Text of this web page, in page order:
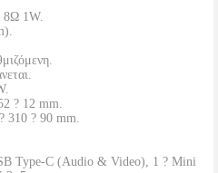
8Ω 1W.
? 12 mm.
310 ? 90 mm.
Type-C (Audio & Video), 1 ? Mini